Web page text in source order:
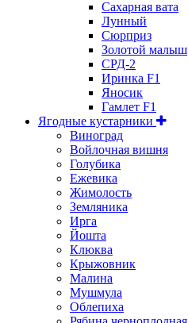
Сахарная вата
Лунный
Сюрприз
Золотой малыш
СРД-2
Иринка F1
Яносик
Гамлет F1
Ягодные кустарники
Виноград
Войлочная вишня
Голубика
Ежевика
Жимолость
Земляника
Ирга
Йошта
Клюква
Крыжовник
Малина
Мушмула
Облепиха